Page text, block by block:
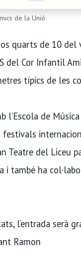
de la Unió
quarts de 10 del
del Cor Infantil
típics de les
l’Escola de
Teatre del Liceu
també ha
l’entrada serà
Ramon